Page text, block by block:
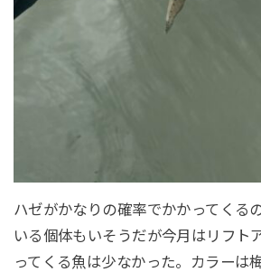
ハゼがかなりの確率でかかってくる
いる個体もいそうだが今月はリフト
ってくる魚は少なかった。カラーは